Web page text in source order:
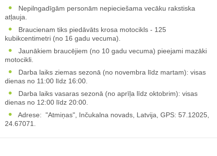
Nepilngadīgām personām nepieciešama vecāku rakstiska
atļauja.
Braucienam tiks piedāvāts krosa motocikls - 125
kubikcentimetri (no 16 gadu vecuma).
Jaunākiem braucējiem (no 10 gadu vecuma) pieejami mazāki
motocikli.
Darba laiks ziemas sezonā (no novembra līdz martam): visas
dienas no 11:00 līdz 16:00.
Darba laiks vasaras sezonā (no aprīļa līdz oktobrim): visas
dienas no 12:00 līdz 20:00.
Adrese: "Atmiņas", Inčukalna novads, Latvija, GPS: 57.12025,
24.67071.